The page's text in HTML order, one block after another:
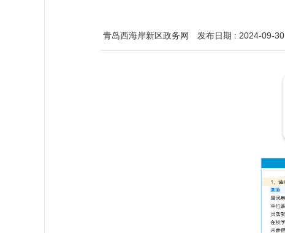
青岛西海岸新区政务网 发布日期 : 2024-09-30